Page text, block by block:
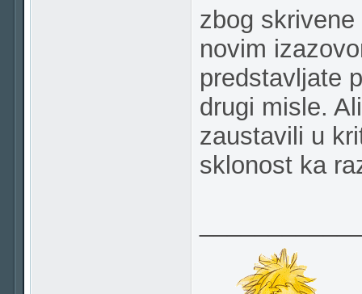
zbog
novim
predstavljate
drugi misle.
zaustavili u
sklonost ka